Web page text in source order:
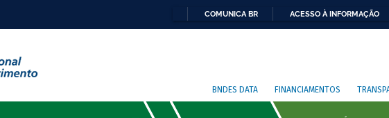
COMUNICA BR ACESSO À INFORMAÇÃO
BNDES DATA FINANCIAMENTOS